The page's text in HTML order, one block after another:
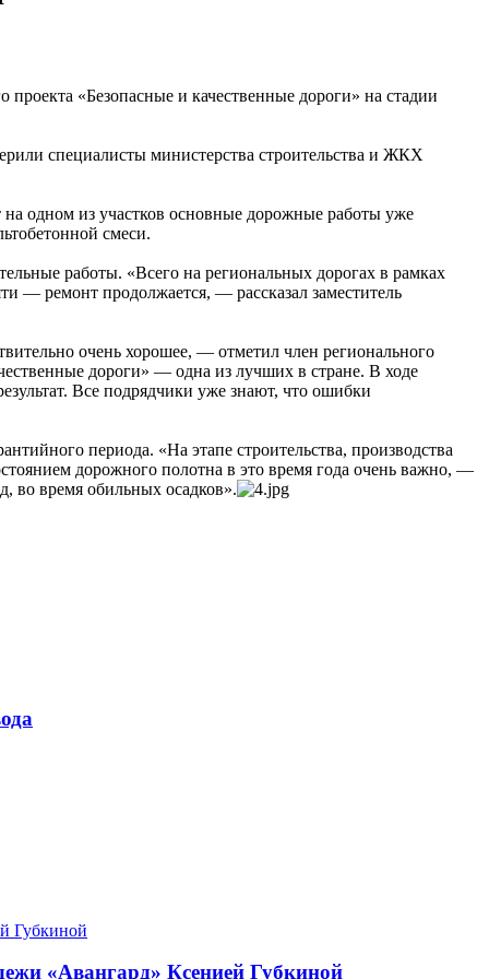
«Безопасные и качественные дороги» на стадии
специалисты министерства строительства и ЖКХ
одном из участков основные дорожные работы уже
смеси.
работы. «Всего на региональных дорогах в рамках
— ремонт продолжается, — рассказал заместитель
очень хорошее, — отметил член регионального
дороги» — одна из лучших в стране. В ходе
Все подрядчики уже знают, что ошибки
периода. «На этапе строительства, производства
дорожного полотна в это время года очень важно, —
во время обильных осадков».
«Авангард» Ксенией Губкиной